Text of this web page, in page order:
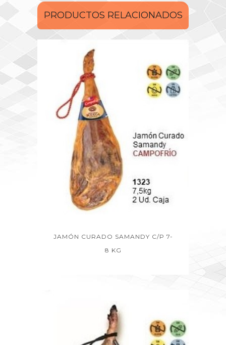
PRODUCTOS RELACIONADOS
JAMÓN CURADO SAMANDY C/P 7-
8 KG